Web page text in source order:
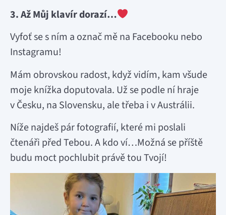
3. Až Můj klavír dorazí…
Vyfoť se s ním a označ mě na Facebooku nebo
Instagramu!
Mám obrovskou radost, když vidím, kam všude
moje knížka doputovala. Už se podle ní hraje
v Česku, na Slovensku, ale třeba i v Austrálii.
Níže najdeš pár fotografií, které mi poslali
čtenáři před Tebou. A kdo ví…Možná se příště
budu moct pochlubit právě tou Tvojí!